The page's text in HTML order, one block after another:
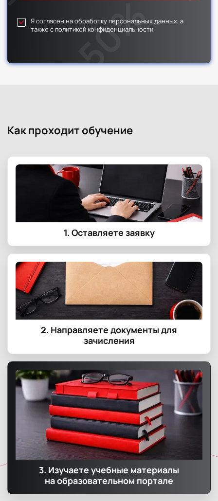
Я согласен на обработку персональных данных, а
также с политикой конфиденциальности
Как проходит обучение
1. Оставляете заявку
2. Направляете документы для
зачисления
3. Изучаете учебные материалы
на образовательном портале